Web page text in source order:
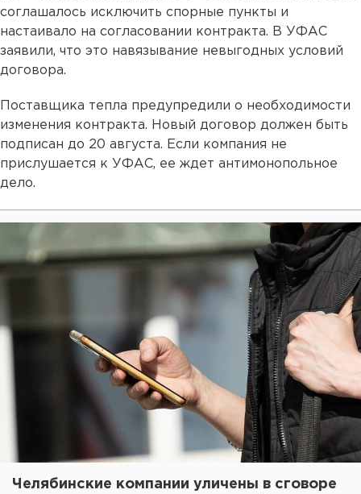
соглашалось исключить спорные пункты и
настаивало на согласовании контракта. В УФАС
заявили, что это навязывание невыгодных условий
договора.
Поставщика тепла предупредили о необходимости
изменения контракта. Новый договор должен быть
подписан до 20 августа. Если компания не
прислушается к УФАС, ее ждет антимонопольное
дело.
Челябинские компании уличены в сговоре